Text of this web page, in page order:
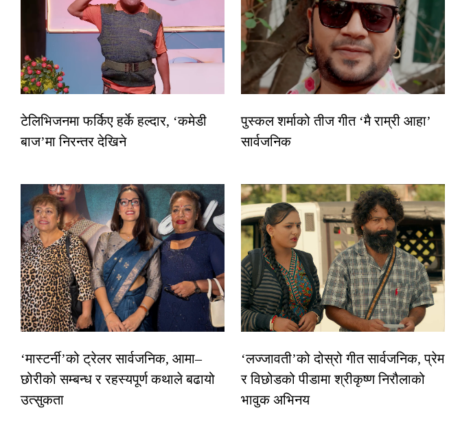
टेलिभिजनमा फर्किए हर्के हल्दार, ‘कमेडी
बाज’मा निरन्तर देखिने
पुस्कल शर्माको तीज गीत ‘मै राम्री आहा’
सार्वजनिक
‘मास्टर्नी’को ट्रेलर सार्वजनिक, आमा–
छोरीको सम्बन्ध र रहस्यपूर्ण कथाले बढायो
उत्सुकता
‘लज्जावती’को दोस्रो गीत सार्वजनिक, प्रेम
र विछोडको पीडामा श्रीकृष्ण निरौलाको
भावुक अभिनय